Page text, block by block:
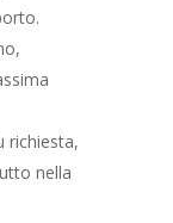
richiesta,
nella